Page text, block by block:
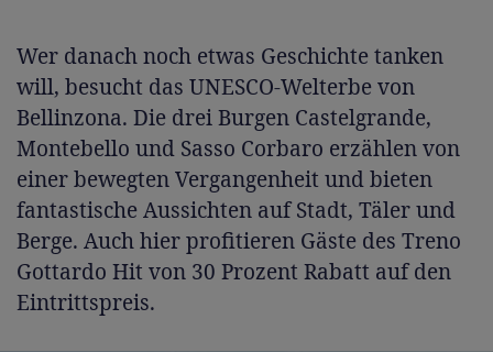
Wer danach noch etwas Geschichte tanken
will, besucht das UNESCO-Welterbe von
Bellinzona. Die drei Burgen Castelgrande,
Montebello und Sasso Corbaro erzählen von
einer bewegten Vergangenheit und bieten
fantastische Aussichten auf Stadt, Täler und
Berge. Auch hier profitieren Gäste des Treno
Gottardo Hit von 30 Prozent Rabatt auf den
Eintrittspreis.